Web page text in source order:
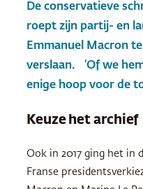
De conservatieve
roept zijn partij- en
Emmanuel Macron
verslaan. ‘Of we
enige hoop voor de
Keuze het archief
Ook in 2017 ging het in
Franse